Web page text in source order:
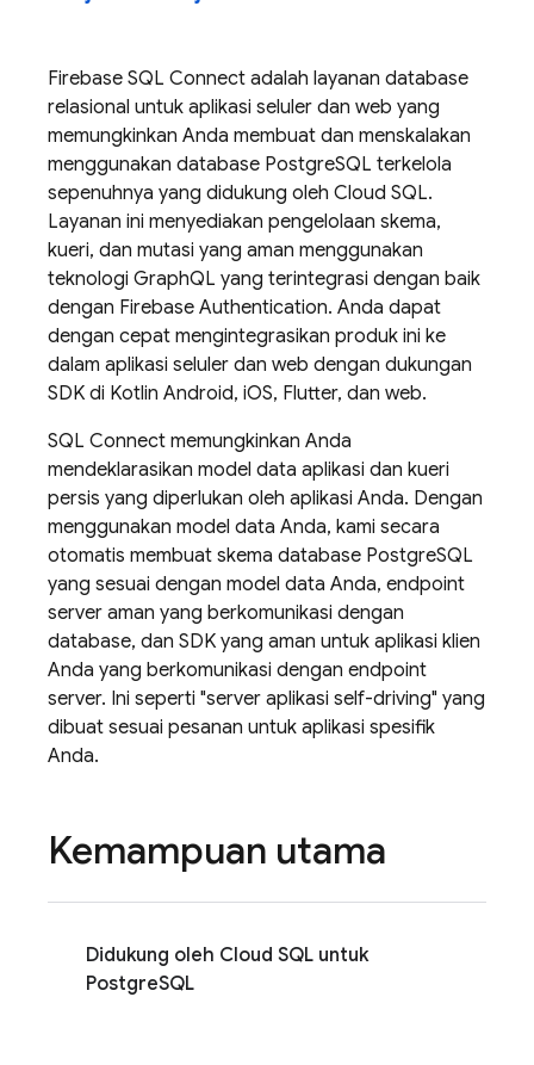
Firebase SQL Connect adalah layanan database
relasional untuk aplikasi seluler dan web yang
memungkinkan Anda membuat dan menskalakan
menggunakan database PostgreSQL terkelola
sepenuhnya yang didukung oleh Cloud SQL.
Layanan ini menyediakan pengelolaan skema,
kueri, dan mutasi yang aman menggunakan
teknologi GraphQL yang terintegrasi dengan baik
dengan Firebase Authentication. Anda dapat
dengan cepat mengintegrasikan produk ini ke
dalam aplikasi seluler dan web dengan dukungan
SDK di Kotlin Android, iOS, Flutter, dan web.
SQL Connect memungkinkan Anda
mendeklarasikan model data aplikasi dan kueri
persis yang diperlukan oleh aplikasi Anda. Dengan
menggunakan model data Anda, kami secara
otomatis membuat skema database PostgreSQL
yang sesuai dengan model data Anda, endpoint
server aman yang berkomunikasi dengan
database, dan SDK yang aman untuk aplikasi klien
Anda yang berkomunikasi dengan endpoint
server. Ini seperti "server aplikasi self-driving" yang
dibuat sesuai pesanan untuk aplikasi spesifik
Anda.
Kemampuan utama
Didukung oleh Cloud SQL untuk
PostgreSQL